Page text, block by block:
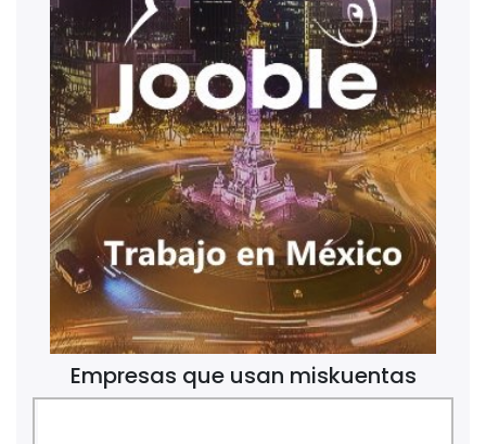
Empresas que usan miskuentas